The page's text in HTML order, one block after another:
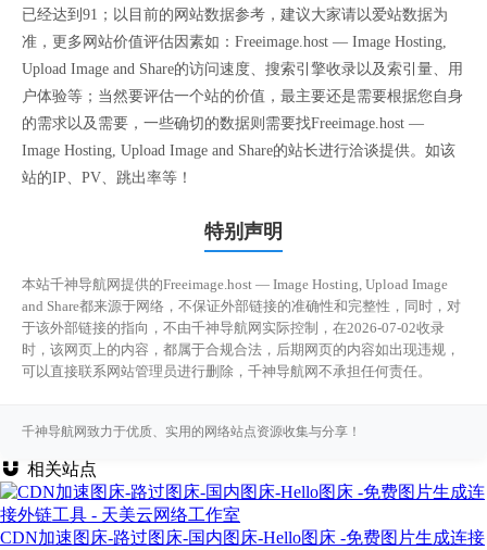
已经达到91；以目前的网站数据参考，建议大家请以爱站数据为
准，更多网站价值评估因素如：Freeimage.host — Image Hosting,
Upload Image and Share的访问速度、搜索引擎收录以及索引量、用
户体验等；当然要评估一个站的价值，最主要还是需要根据您自身
的需求以及需要，一些确切的数据则需要找Freeimage.host —
Image Hosting, Upload Image and Share的站长进行洽谈提供。如该
站的IP、PV、跳出率等！
特别声明
本站千神导航网提供的Freeimage.host — Image Hosting, Upload Image
and Share都来源于网络，不保证外部链接的准确性和完整性，同时，对
于该外部链接的指向，不由千神导航网实际控制，在2026-07-02收录
时，该网页上的内容，都属于合规合法，后期网页的内容如出现违规，
可以直接联系网站管理员进行删除，千神导航网不承担任何责任。
千神导航网致力于优质、实用的网络站点资源收集与分享！
相关站点
CDN加速图床-路过图床-国内图床-Hello图床 -免费图片生成连接